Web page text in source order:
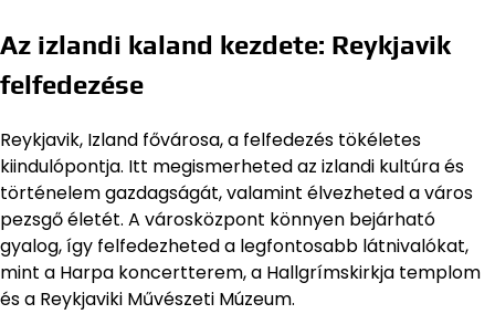
Az izlandi kaland kezdete: Reykjavik
felfedezése
Reykjavik, Izland fővárosa, a felfedezés tökéletes
kiindulópontja. Itt megismerheted az izlandi kultúra és
történelem gazdagságát, valamint élvezheted a város
pezsgő életét. A városközpont könnyen bejárható
gyalog, így felfedezheted a legfontosabb látnivalókat,
mint a Harpa koncertterem, a Hallgrímskirkja templom
és a Reykjaviki Művészeti Múzeum.